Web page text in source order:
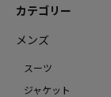
カテゴリー
メンズ
スーツ
ジャケット